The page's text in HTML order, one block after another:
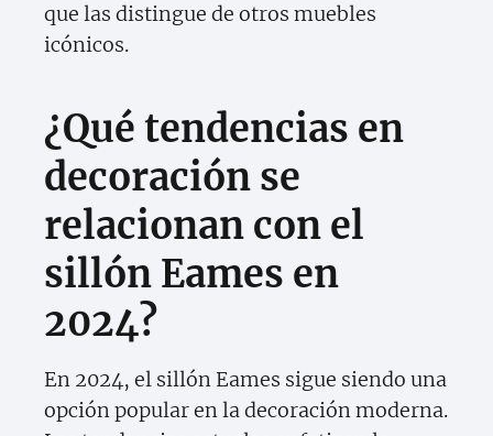
que las distingue de otros muebles
icónicos.
¿Qué tendencias en
decoración se
relacionan con el
sillón Eames en
2024?
En 2024, el sillón Eames sigue siendo una
opción popular en la decoración moderna.